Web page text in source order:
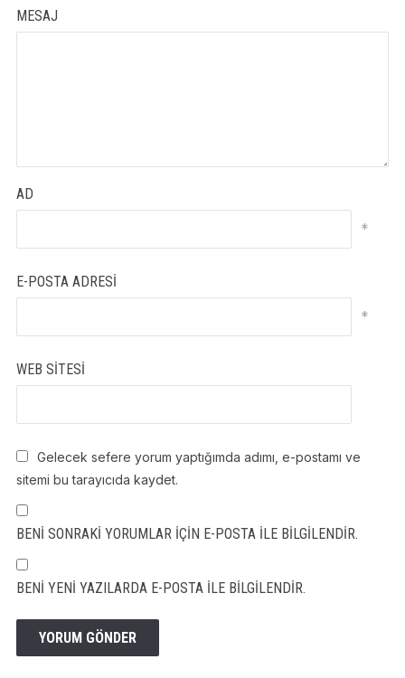
MESAJ
AD
*
E-POSTA ADRESI
*
WEB SITESI
Gelecek sefere yorum yaptığımda adımı, e-postamı ve
sitemi bu tarayıcıda kaydet.
BENI SONRAKI YORUMLAR IÇIN E-POSTA ILE BILGILENDIR.
BENI YENI YAZILARDA E-POSTA ILE BILGILENDIR.